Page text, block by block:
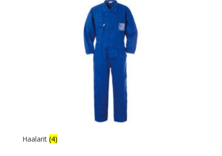
Haalarit (4)